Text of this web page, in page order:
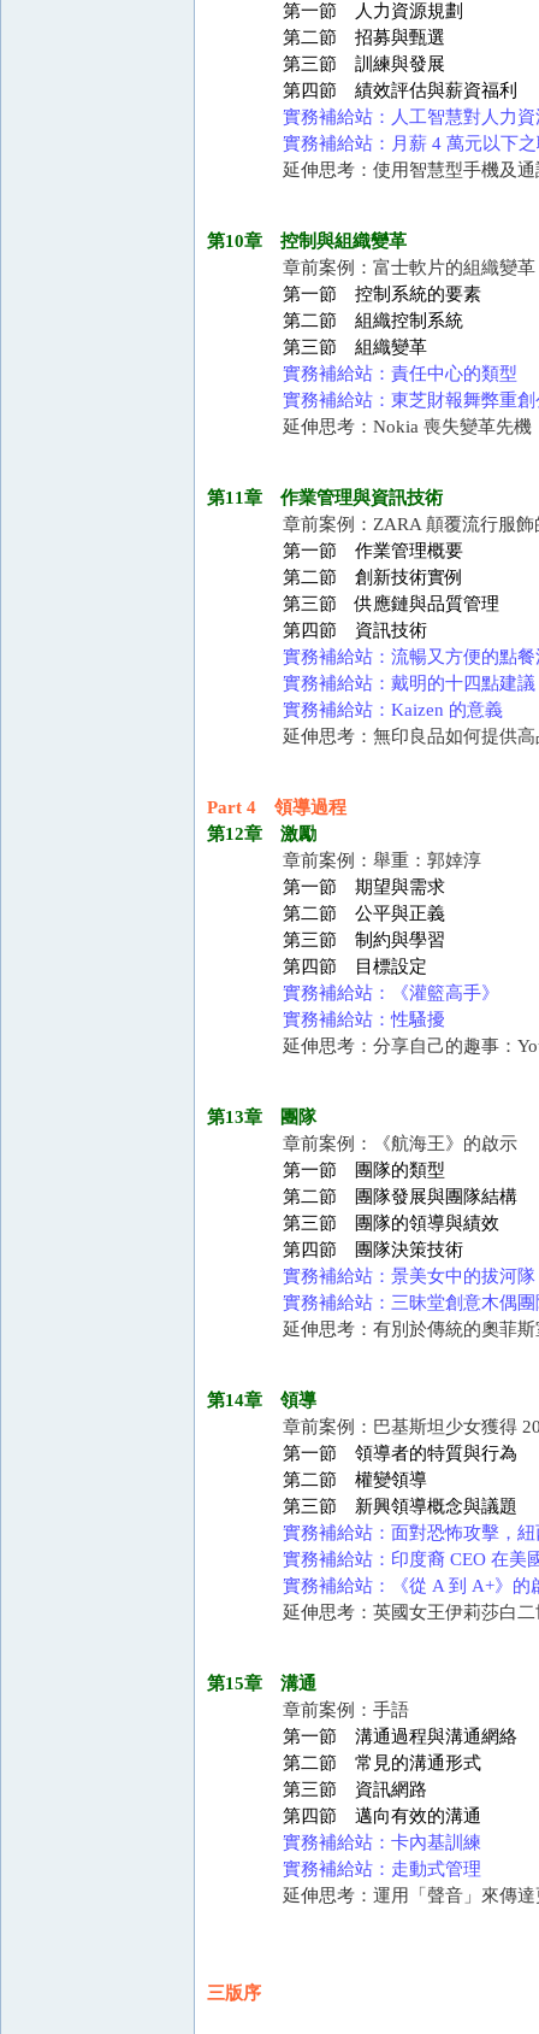
第一節 人力資源規劃
第二節 招募與甄選
第三節 訓練與發展
第四節 績效評估與薪資福利
實務補給站：人工智慧對人力
實務補給站：月薪 4 萬元以下
延伸思考：使用智慧型手機及
第10章 控制與組織變革
章前案例：富士軟片的組織變革
第一節 控制系統的要素
第二節 組織控制系統
第三節 組織變革
實務補給站：責任中心的類型
實務補給站：東芝財報舞弊重
延伸思考：Nokia 喪失變革先機
第11章 作業管理與資訊技術
章前案例：ZARA 顛覆流行服
第一節 作業管理概要
第二節 創新技術實例
第三節 供應鏈與品質管理
第四節 資訊技術
實務補給站：流暢又方便的點
實務補給站：戴明的十四點建議
實務補給站：Kaizen 的意義
延伸思考：無印良品如何提供
Part 4 領導過程
第12章 激勵
章前案例：舉重：郭婞淳
第一節 期望與需求
第二節 公平與正義
第三節 制約與學習
第四節 目標設定
實務補給站：《灌籃高手》
實務補給站：性騷擾
延伸思考：分享自己的趣事：
第13章 團隊
章前案例：《航海王》的啟示
第一節 團隊的類型
第二節 團隊發展與團隊結構
第三節 團隊的領導與績效
第四節 團隊決策技術
實務補給站：景美女中的拔河隊
實務補給站：三昧堂創意木偶
延伸思考：有別於傳統的奧菲
第14章 領導
章前案例：巴基斯坦少女獲得
第一節 領導者的特質與行為
第二節 權變領導
第三節 新興領導概念與議題
實務補給站：面對恐怖攻擊，
實務補給站：印度裔 CEO 在美
實務補給站：《從 A 到 A+》的
延伸思考：英國女王伊莉莎白
第15章 溝通
章前案例：手語
第一節 溝通過程與溝通網絡
第二節 常見的溝通形式
第三節 資訊網路
第四節 邁向有效的溝通
實務補給站：卡內基訓練
實務補給站：走動式管理
延伸思考：運用「聲音」來傳
三版序